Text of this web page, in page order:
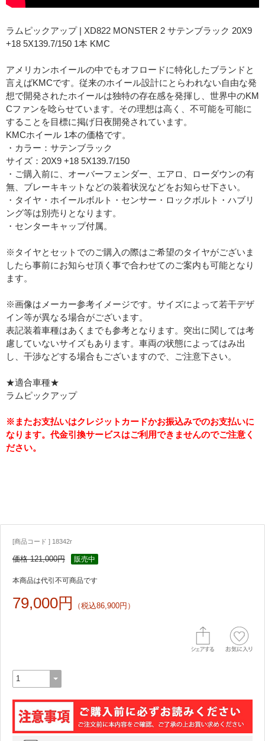
ラムピックアップ | XD822 MONSTER 2 サテンブラック 20X9
+18 5X139.7/150 1本 KMC
アメリカンホイールの中でもオフロードに特化したブランドと
言えばKMCです。従来のホイール設計にとらわれない自由な発
想で開発されたホイールは独特の存在感を発揮し、世界中のKM
Cファンを唸らせています。その理想は高く、不可能を可能に
することを目標に掲げ日夜開発されています。
KMCホイール 1本の価格です。
・カラー：サテンブラック
サイズ：20X9 +18 5X139.7/150
・ご購入前に、オーバーフェンダー、エアロ、ローダウンの有
無、ブレーキキットなどの装着状況などをお知らせ下さい。
・タイヤ・ホイールボルト・センサー・ロックボルト・ハブリ
ング等は別売りとなります。
・センターキャップ付属。
※タイヤとセットでのご購入の際はご希望のタイヤがございま
したら事前にお知らせ頂く事で合わせてのご案内も可能となり
ます。
※画像はメーカー参考イメージです。サイズによって若干デザ
イン等が異なる場合がございます。
表記装着車種はあくまでも参考となります。突出に関しては考
慮していないサイズもあります。車両の状態によってはみ出
し、干渉などする場合もございますので、ご注意下さい。
★適合車種★
ラムピックアップ
※またお支払いはクレジットカードかお振込みでのお支払いに
なります。代金引換サービスはご利用できませんのでご注意く
ださい。
[商品コード ] 18342r
価格 121,000円 販売中
本商品は代引不可商品です
79,000円 （税込86,900円）